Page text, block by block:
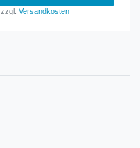
zzgl.Versandkosten